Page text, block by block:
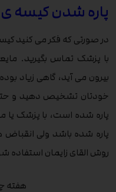
پاره شدن کیسه
در صورتی که فکر می کنید
با پزشک تماس بگیرید.
بیرون می آید، گاهی زیاد
خودتان تشخیص دهید و
پاره شده است، با پزشک یا
پاره شده باشد ولی انقباض
روش القای زایمان استفاده
هفته